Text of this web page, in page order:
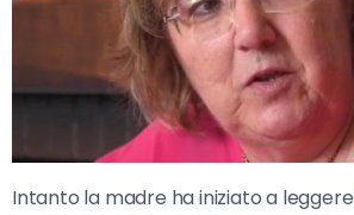
Intanto la madre ha iniziato a leggere